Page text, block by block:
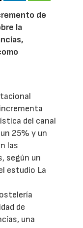
de
la
del canal
25% y un
las
según un
estudio La
de
una